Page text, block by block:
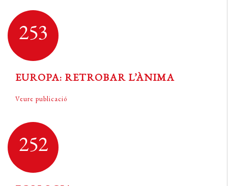
253
EUROPA: RETROBAR L’ÀNIMA
Veure publicació
252